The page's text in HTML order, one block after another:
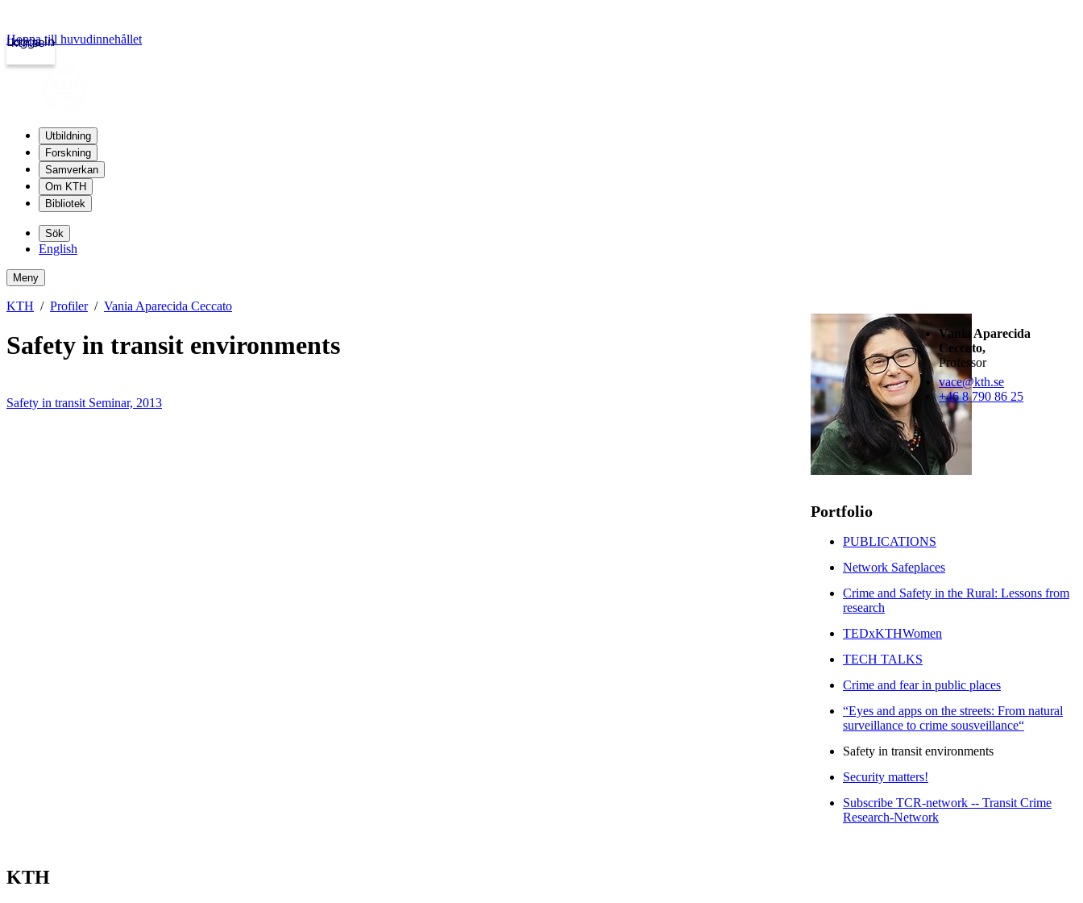
kth.se
Logga in
Hoppa till huvudinnehållet
Utbildning
Forskning
Samverkan
Om KTH
Bibliotek
Sök
English
Meny
KTH Profiler Vania Aparecida Ceccato
Safety in transit environments
Safety in transit Seminar, 2013
Vania Aparecida
Ceccato,
Professor
vace@kth.se
+46 8 790 86 25
Portfolio
PUBLICATIONS
Network Safeplaces
Crime and Safety in the Rural: Lessons from
research
TEDxKTHWomen
TECH TALKS
Crime and fear in public places
“Eyes and apps on the streets: From natural
surveillance to crime sousveillance“
Safety in transit environments
Security matters!
Subscribe TCR-network -- Transit Crime
Research-Network
KTH